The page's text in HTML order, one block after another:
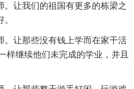
。让我们的祖国有更多的栋梁之
。让那些没有钱上学而在家干活
样继续他们未完成的学业，并且